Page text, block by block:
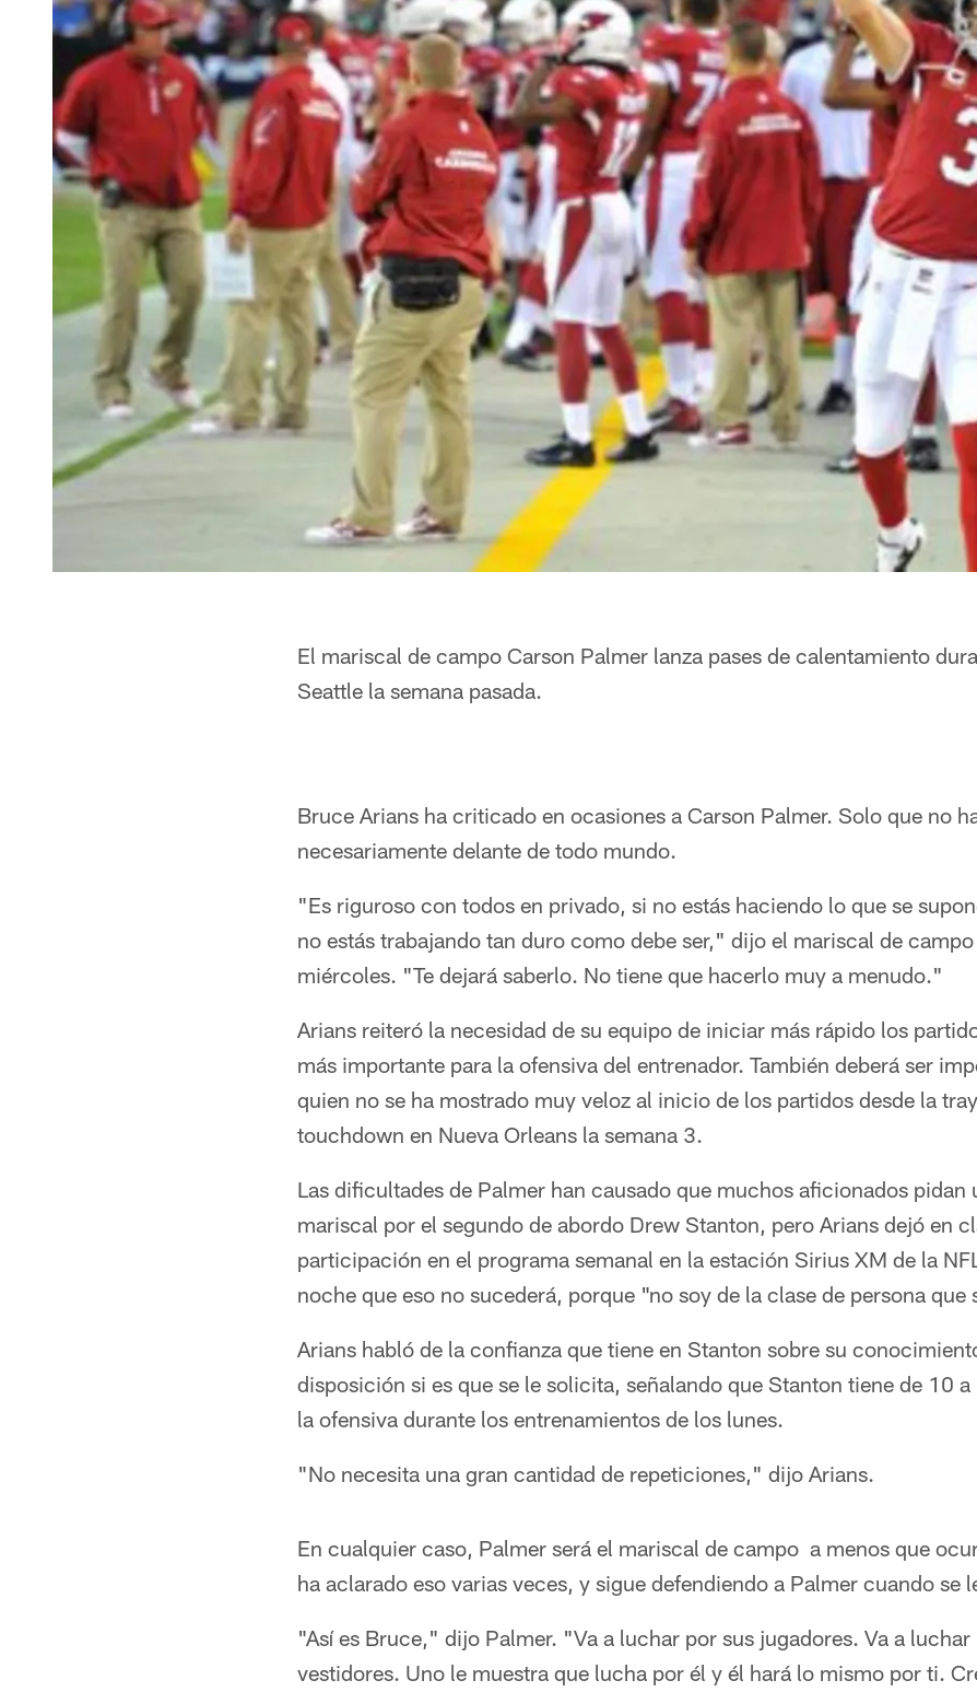
El mariscal de campo Carson Palmer lanza pases de calentamiento
Seattle la semana pasada.
Bruce Arians ha criticado en ocasiones a Carson Palmer. Solo que no
necesariamente delante de todo mundo.
"Es riguroso con todos en privado, si no estás haciendo lo que se
no estás trabajando tan duro como debe ser," dijo el mariscal de
miércoles. "Te dejará saberlo. No tiene que hacerlo muy a menudo."
Arians reiteró la necesidad de su equipo de iniciar más rápido los
más importante para la ofensiva del entrenador. También deberá ser
quien no se ha mostrado muy veloz al inicio de los partidos desde la
touchdown en Nueva Orleans la semana 3.
Las dificultades de Palmer han causado que muchos aficionados pidan
mariscal por el segundo de abordo Drew Stanton, pero Arians dejó en
participación en el programa semanal en la estación Sirius XM de la
noche que eso no sucederá, porque "no soy de la clase de persona
Arians habló de la confianza que tiene en Stanton sobre su
disposición si es que se le solicita, señalando que Stanton tiene de 10
la ofensiva durante los entrenamientos de los lunes.
"No necesita una gran cantidad de repeticiones," dijo Arians.
En cualquier caso, Palmer será el mariscal de campo a menos que
ha aclarado eso varias veces, y sigue defendiendo a Palmer cuando se
"Así es Bruce," dijo Palmer. "Va a luchar por sus jugadores. Va a luchar
vestidores. Uno le muestra que lucha por él y él hará lo mismo por ti.